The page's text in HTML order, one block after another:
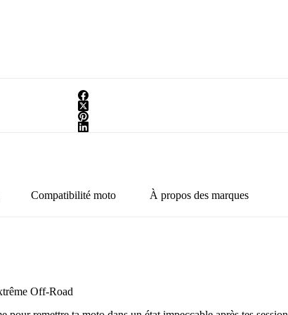
Compatibilité moto À propos des marques
Off-Road